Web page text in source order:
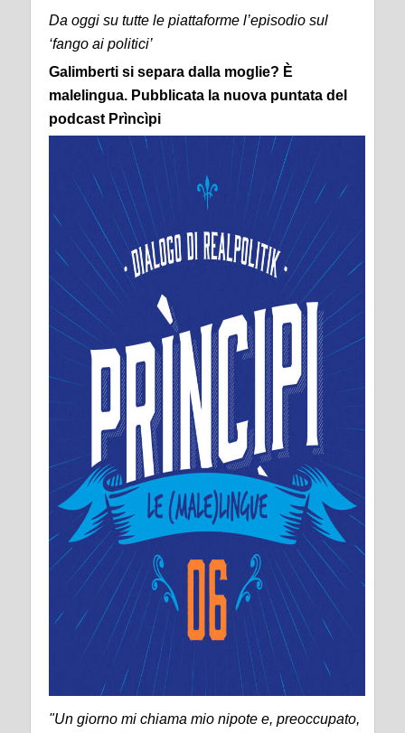
Da oggi su tutte le piattaforme l’episodio sul
‘fango ai politici’
Galimberti si separa dalla moglie? È
malelingua. Pubblicata la nuova puntata del
podcast Prìncìpi
"Un giorno mi chiama mio nipote e, preoccupato,